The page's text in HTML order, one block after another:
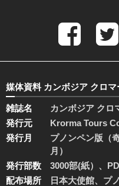
媒体資料 カンボジア クロ
雑誌名
カンボジア クロ
発行元
Krorma Tours
発行月
プノンペン版（
月）
発行部数
3000部(紙）、
配布場所
日本大使館、プ